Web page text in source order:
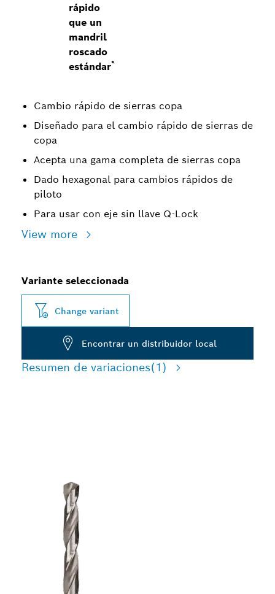
rápido
que un
mandril
roscado
estándar*
Cambio rápido de sierras copa
Diseñado para el cambio rápido de sierras de
copa
Acepta una gama completa de sierras copa
Dado hexagonal para cambios rápidos de
piloto
Para usar con eje sin llave Q-Lock
View more
Variante seleccionada
Change variant
Encontrar un distribuidor local
Resumen de variaciones(1)